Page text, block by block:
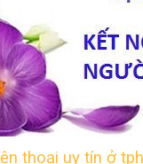
thoại uy tín ở